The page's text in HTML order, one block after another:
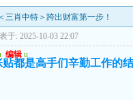
肖中特＞跨出财富第一步！
于: 2025-10-03 22:07
编辑 u
贴都是高手们辛勤工作的